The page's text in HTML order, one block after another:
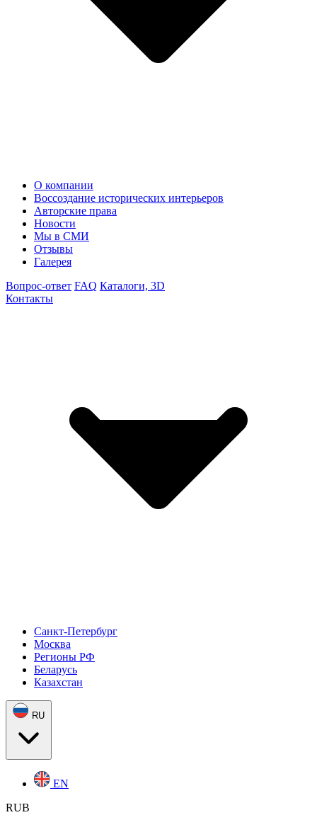
О компании
Воссоздание исторических интерьеров
Авторские права
Новости
Мы в СМИ
Отзывы
Галерея
Вопрос-ответ FAQ Каталоги, 3D
Контакты
Санкт-Петербург
Москва
Регионы РФ
Беларусь
Казахстан
RU
EN
RUB